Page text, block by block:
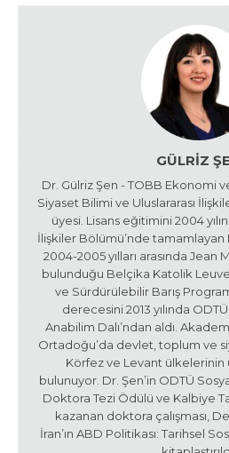
GÜLRIZ
Dr. Gülriz Şen - TOBB Ekonomi
Siyaset Bilimi ve Uluslararası
üyesi. Lisans eğitimini 2004
İlişkiler Bölümü’nde tamamlayan
2004-2005 yılları arasında
bulunduğu Belçika Katolik
ve Sürdürülebilir Barış
derecesini 2013 yılında
Anabilim Dalı’ndan aldı.
Ortadoğu’da devlet, toplum ve
Körfez ve Levant ülkelerinin
bulunuyor. Dr. Şen’in ODTÜ
Doktora Tezi Ödülü ve Kalbiye
kazanan doktora çalışması,
İran’ın ABD Politikası: Tarihsel